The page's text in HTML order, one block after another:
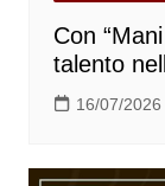
Con
talento
16/07/2026